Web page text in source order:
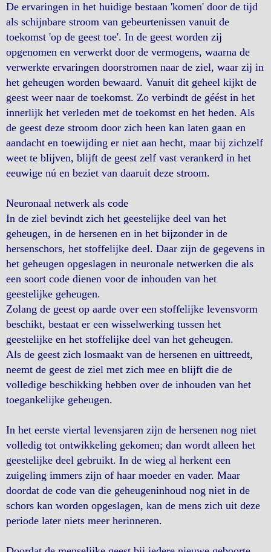
De ervaringen in het huidige bestaan 'komen' door de tijd
als schijnbare stroom van gebeurtenissen vanuit de
toekomst 'op de geest toe'. In de geest worden zij
opgenomen en verwerkt door de vermogens, waarna de
verwerkte ervaringen doorstromen naar de ziel, waar zij in
het geheugen worden bewaard. Vanuit dit geheel kijkt de
geest weer naar de toekomst. Zo verbindt de géést in het
innerlijk het verleden met de toekomst en het heden. Als
de geest deze stroom door zich heen kan laten gaan en
aandacht en toewijding er niet aan hecht, maar bij zichzelf
weet te blijven, blijft de geest zelf vast verankerd in het
eeuwige nú en beziet van daaruit deze stroom.
Neuronaal netwerk als code
In de ziel bevindt zich het geestelijke deel van het
geheugen, in de hersenen en in het bijzonder in de
hersenschors, het stoffelijke deel. Daar zijn de gegevens in
het geheugen opgeslagen in neuronale netwerken die als
een soort code dienen voor de inhouden van het
geestelijke geheugen.
Zolang de geest op aarde over een stoffelijke levensvorm
beschikt, bestaat er een wisselwerking tussen het
geestelijke en het stoffelijke deel van het geheugen.
Als de geest zich losmaakt van de hersenen en uittreedt,
neemt de geest de ziel met zich mee en blijft die de
volledige beschikking hebben over de inhouden van het
toegankelijke geheugen.
In het eerste viertal levensjaren zijn de hersenen nog niet
volledig tot ontwikkeling gekomen; dan wordt alleen het
geestelijke deel gebruikt. In de wieg al herkent een
zuigeling immers zijn of haar moeder en vader. Maar
doordat de code van die geheugeninhoud nog niet in de
schors kan worden opgeslagen, kan de mens zich uit deze
periode later niets meer herinneren.